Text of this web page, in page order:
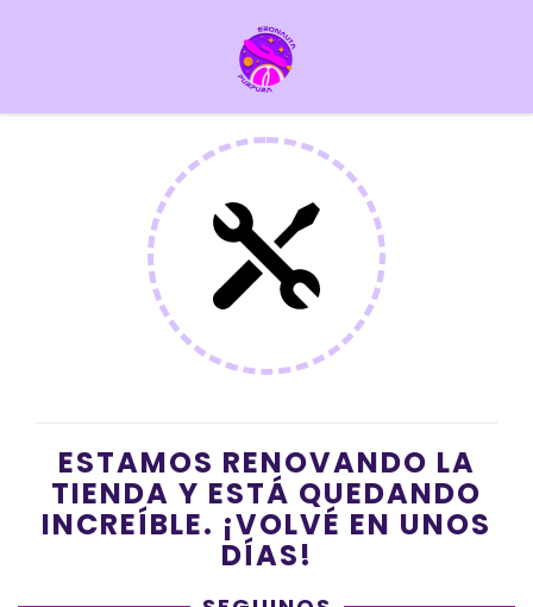
ESTAMOS RENOVANDO LA
TIENDA Y ESTÁ QUEDANDO
INCREÍBLE. ¡VOLVÉ EN UNOS
DÍAS!